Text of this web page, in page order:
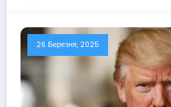
26 Березня, 2025